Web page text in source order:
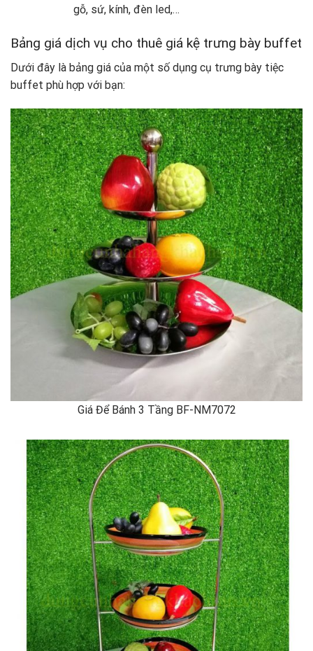
gỗ, sứ, kính, đèn led,…
Bảng giá dịch vụ cho thuê giá kệ trưng bày buffet
Dưới đây là bảng giá của một số dụng cụ trưng bày tiệc
buffet phù hợp với bạn:
Giá Để Bánh 3 Tầng BF-NM7072